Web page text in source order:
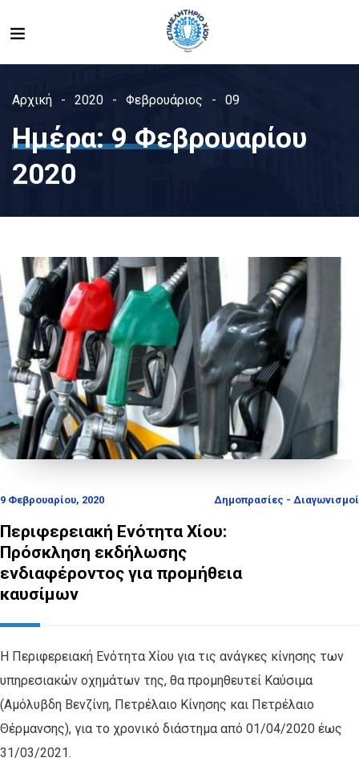
Αρχική 2020 Φεβρουάριος 09
Ημέρα:9 Φεβρουαρίου
2020
9 Φεβρουαρίου, 2020 Δημοπρασίες - Διαγωνισμοί
Περιφερειακή Ενότητα Χίου:
Πρόσκληση εκδήλωσης
ενδιαφέροντος για προμήθεια
καυσίμων
Η Περιφερειακή Ενότητα Χίου για τις ανάγκες κίνησης των
υπηρεσιακών οχημάτων της, θα προμηθευτεί Καύσιμα
(Αμόλυβδη Βενζίνη, Πετρέλαιο Κίνησης και Πετρέλαιο
Θέρμανσης), για το χρονικό διάστημα από 01/04/2020 έως
31/03/2021.